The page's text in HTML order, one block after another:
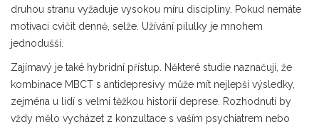
druhou stranu vyžaduje vysokou míru disciplíny. Pokud nemáte
motivaci cvičit denně, selže. Užívání pilulky je mnohem
jednodušší.
Zajímavý je také hybridní přístup. Některé studie naznačují, že
kombinace MBCT s antidepresivy může mít nejlepší výsledky,
zejména u lidí s velmi těžkou historií deprese. Rozhodnutí by
vždy mělo vycházet z konzultace s vaším psychiatrem nebo